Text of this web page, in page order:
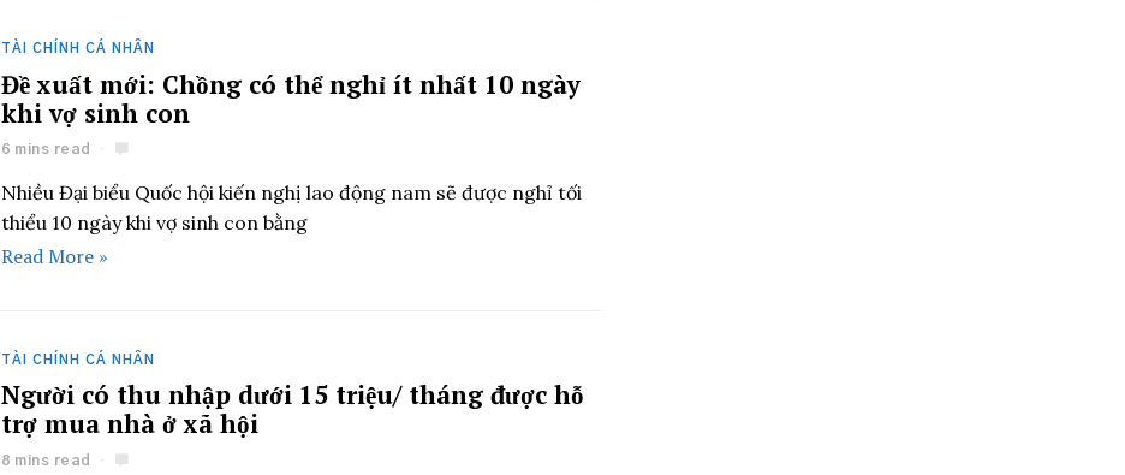
TÀI CHÍNH CÁ NHÂN
Đề xuất mới: Chồng có thể nghỉ ít nhất 10 ngày
khi vợ sinh con
6 mins read
Nhiều Đại biểu Quốc hội kiến nghị lao động nam sẽ được nghỉ tối
thiểu 10 ngày khi vợ sinh con bằng
Read More »
TÀI CHÍNH CÁ NHÂN
Người có thu nhập dưới 15 triệu/ tháng được hỗ
trợ mua nhà ở xã hội
8 mins read